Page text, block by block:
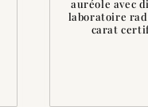
auréole avec
laboratoire
carat